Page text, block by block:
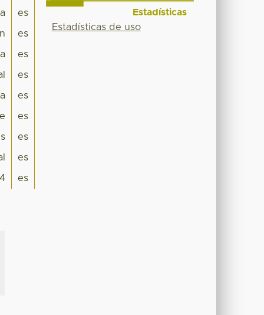
es
es
es
es
es
es
es
es
es
Estadísticas
Estadísticas de uso